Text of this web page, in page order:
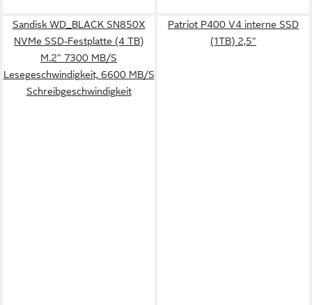
Sandisk WD_BLACK SN850X
NVMe SSD-Festplatte (4 TB)
M.2" 7300 MB/S
Lesegeschwindigkeit, 6600 MB/S
Schreibgeschwindigkeit
Patriot P400 V4 interne SSD
(1TB) 2,5"